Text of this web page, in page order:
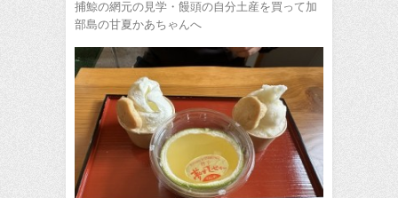
捕鯨の網元の見学・饅頭の自分土産を買って加
部島の甘夏かあちゃんへ